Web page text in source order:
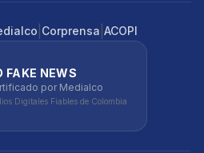
Corprensa ACOPI
FAKE NEWS
por Medialco
Digitales Fiables de Colombia